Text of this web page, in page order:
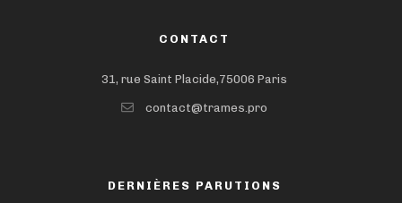
CONTACT
31, rue Saint Placide,75006 Paris
contact@trames.pro
DERNIÈRES PARUTIONS